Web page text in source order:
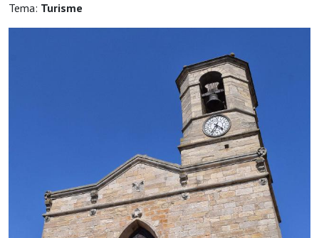
Tema: Turisme